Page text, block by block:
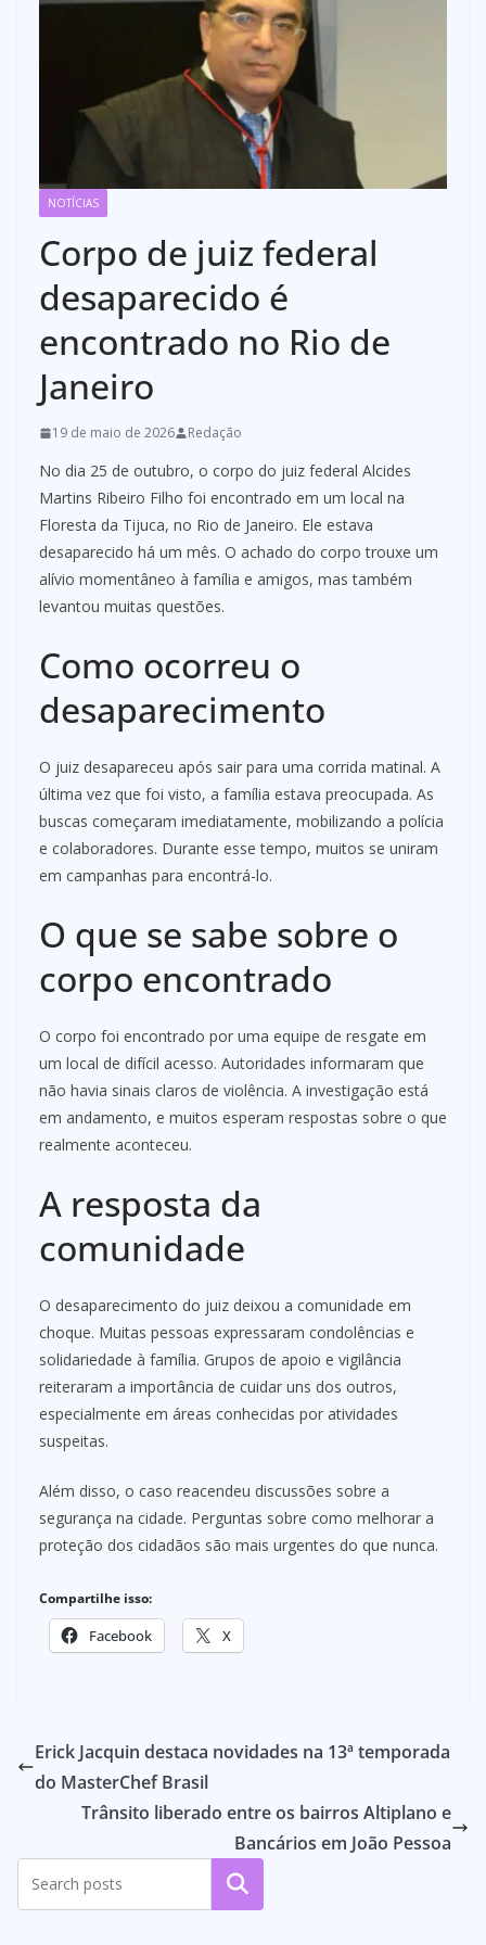
NOTÍCIAS
Corpo de juiz federal
desaparecido é
encontrado no Rio de
Janeiro
19 de maio de 2026 Redação
No dia 25 de outubro, o corpo do juiz federal Alcides
Martins Ribeiro Filho foi encontrado em um local na
Floresta da Tijuca, no Rio de Janeiro. Ele estava
desaparecido há um mês. O achado do corpo trouxe um
alívio momentâneo à família e amigos, mas também
levantou muitas questões.
Como ocorreu o
desaparecimento
O juiz desapareceu após sair para uma corrida matinal. A
última vez que foi visto, a família estava preocupada. As
buscas começaram imediatamente, mobilizando a polícia
e colaboradores. Durante esse tempo, muitos se uniram
em campanhas para encontrá-lo.
O que se sabe sobre o
corpo encontrado
O corpo foi encontrado por uma equipe de resgate em
um local de difícil acesso. Autoridades informaram que
não havia sinais claros de violência. A investigação está
em andamento, e muitos esperam respostas sobre o que
realmente aconteceu.
A resposta da
comunidade
O desaparecimento do juiz deixou a comunidade em
choque. Muitas pessoas expressaram condolências e
solidariedade à família. Grupos de apoio e vigilância
reiteraram a importância de cuidar uns dos outros,
especialmente em áreas conhecidas por atividades
suspeitas.
Além disso, o caso reacendeu discussões sobre a
segurança na cidade. Perguntas sobre como melhorar a
proteção dos cidadãos são mais urgentes do que nunca.
Compartilhe isso:
Facebook X
Erick Jacquin destaca novidades na 13ª temporada
do MasterChef Brasil
Trânsito liberado entre os bairros Altiplano e
Bancários em João Pessoa
Pesquisar